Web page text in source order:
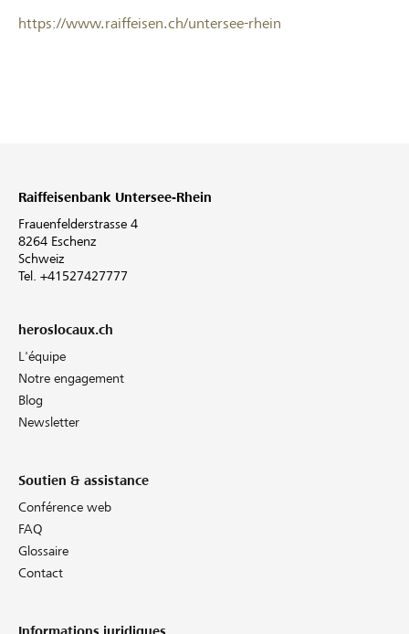
https://www.raiffeisen.ch/untersee-rhein
Raiffeisenbank Untersee-Rhein
Frauenfelderstrasse 4
8264 Eschenz
Schweiz
Tel. +41527427777
heroslocaux.ch
L'équipe
Notre engagement
Blog
Newsletter
Soutien & assistance
Conférence web
FAQ
Glossaire
Contact
Informations juridiques